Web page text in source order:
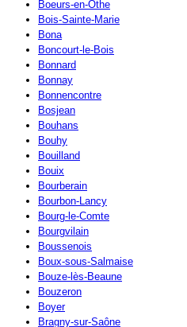
Boeurs-en-Othe
Bois-Sainte-Marie
Bona
Boncourt-le-Bois
Bonnard
Bonnay
Bonnencontre
Bosjean
Bouhans
Bouhy
Bouilland
Bouix
Bourberain
Bourbon-Lancy
Bourg-le-Comte
Bourgvilain
Boussenois
Boux-sous-Salmaise
Bouze-lès-Beaune
Bouzeron
Boyer
Bragny-sur-Saône